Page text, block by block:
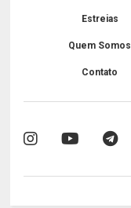
Estreias
Quem Somos
Contato